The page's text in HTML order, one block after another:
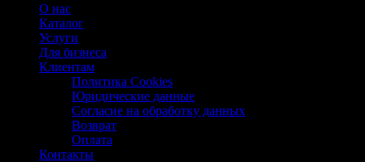
О нас
Каталог
Услуги
Для бизнеса
Клиентам
Политика Cookies
Юридические данные
Согласие на обработку данных
Возврат
Оплата
Контакты